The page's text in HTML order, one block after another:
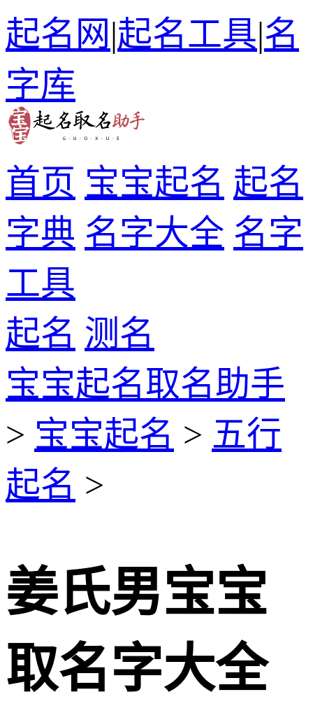
起名网|起名工具|名
字库
首页 宝宝起名 起名
字典 名字大全 名字
工具
起名 测名
宝宝起名取名助手
> 宝宝起名 > 五行
起名 >
姜氏男宝宝
取名字大全